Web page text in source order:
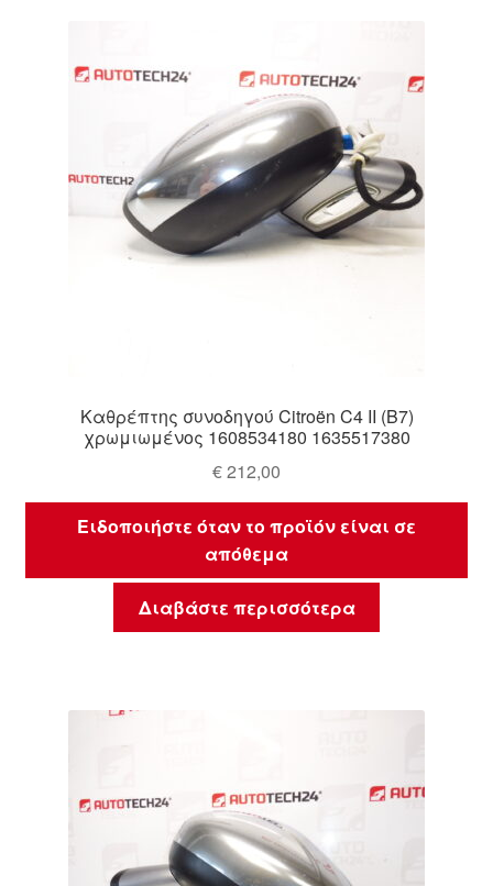
Καθρέπτης συνοδηγού Citroën C4 II (B7)
χρωμιωμένος 1608534180 1635517380
€212,00
Ειδοποιήστε όταν το προϊόν είναι σε
απόθεμα
Διαβάστε περισσότερα